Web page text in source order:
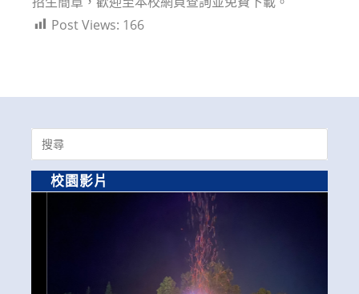
Post Views: 166
Search
for:
校園影片